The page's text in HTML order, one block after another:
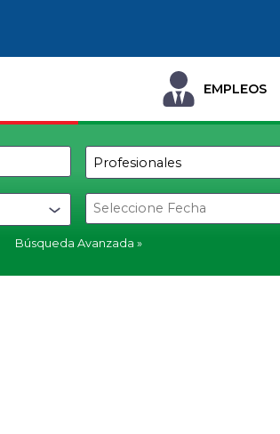
EMPLEOS
Búsqueda Avanzada